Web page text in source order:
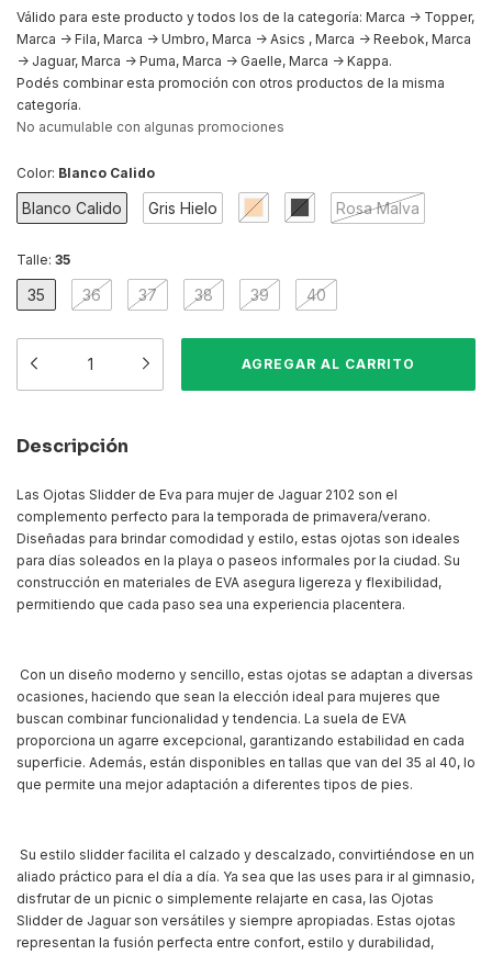
Válido para este producto y todos los de la categoría: Marca -> Topper,
Marca -> Fila, Marca -> Umbro, Marca -> Asics , Marca -> Reebok, Marca
-> Jaguar, Marca -> Puma, Marca -> Gaelle, Marca -> Kappa.
Podés combinar esta promoción con otros productos de la misma
categoría.
No acumulable con algunas promociones
Color: Blanco Calido
Blanco Calido Gris Hielo Rosa Malva
Talle: 35
35 36 37 38 39 40
Descripción
Las Ojotas Slidder de Eva para mujer de Jaguar 2102 son el
complemento perfecto para la temporada de primavera/verano.
Diseñadas para brindar comodidad y estilo, estas ojotas son ideales
para días soleados en la playa o paseos informales por la ciudad. Su
construcción en materiales de EVA asegura ligereza y flexibilidad,
permitiendo que cada paso sea una experiencia placentera.
Con un diseño moderno y sencillo, estas ojotas se adaptan a diversas
ocasiones, haciendo que sean la elección ideal para mujeres que
buscan combinar funcionalidad y tendencia. La suela de EVA
proporciona un agarre excepcional, garantizando estabilidad en cada
superficie. Además, están disponibles en tallas que van del 35 al 40, lo
que permite una mejor adaptación a diferentes tipos de pies.
Su estilo slidder facilita el calzado y descalzado, convirtiéndose en un
aliado práctico para el día a día. Ya sea que las uses para ir al gimnasio,
disfrutar de un picnic o simplemente relajarte en casa, las Ojotas
Slidder de Jaguar son versátiles y siempre apropiadas. Estas ojotas
representan la fusión perfecta entre confort, estilo y durabilidad,